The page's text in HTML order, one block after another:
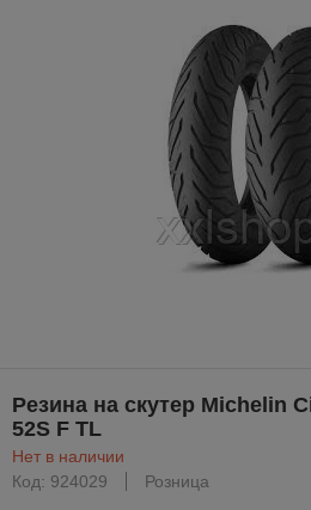
Резина на скутер Michelin
52S F TL
Нет в наличии
Код: 924029
Розница